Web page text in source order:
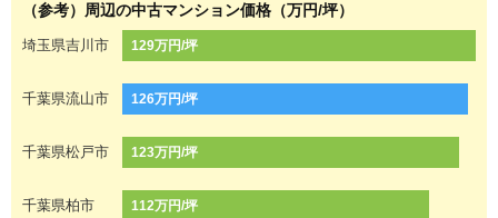
（参考）周辺の中古マンション価格（万円/坪）
埼玉県吉川市 129万円/坪
千葉県流山市 126万円/坪
千葉県松戸市 123万円/坪
千葉県柏市 112万円/坪